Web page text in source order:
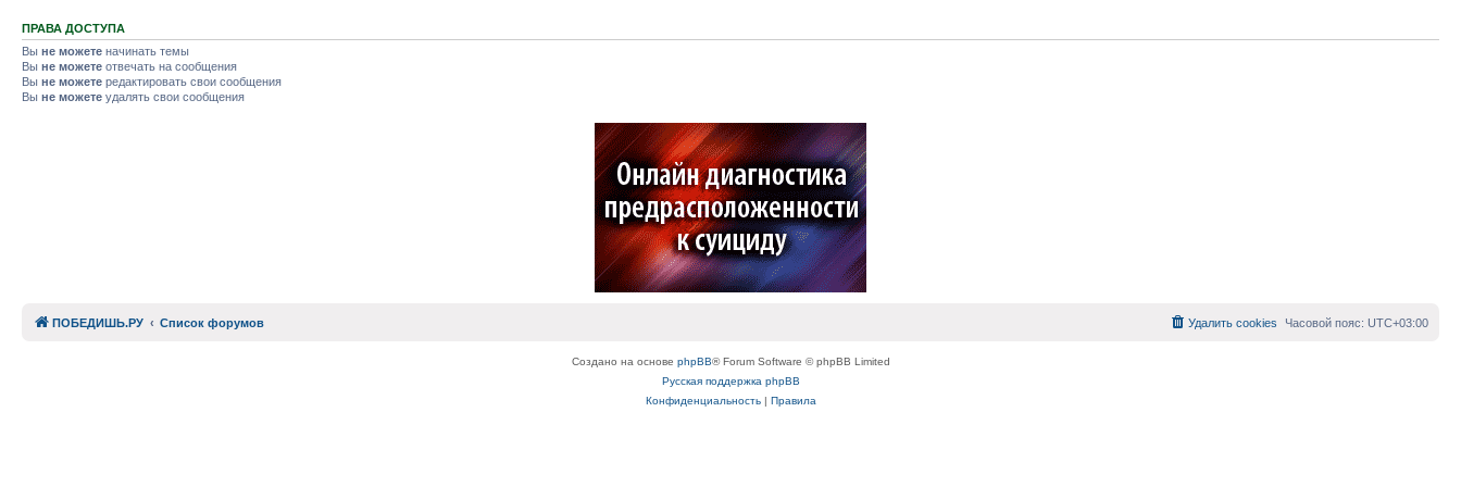
ПРАВА ДОСТУПА
Вы не можете начинать темы
Вы не можете отвечать на сообщения
Вы не можете редактировать свои сообщения
Вы не можете удалять свои сообщения
ПОБЕДИШЬ.РУ Список форумов Часовой пояс: UTC+03:00
Удалить cookies
Создано на основе phpBB® Forum Software © phpBB Limited
Русская поддержка phpBB
Конфиденциальность| Правила